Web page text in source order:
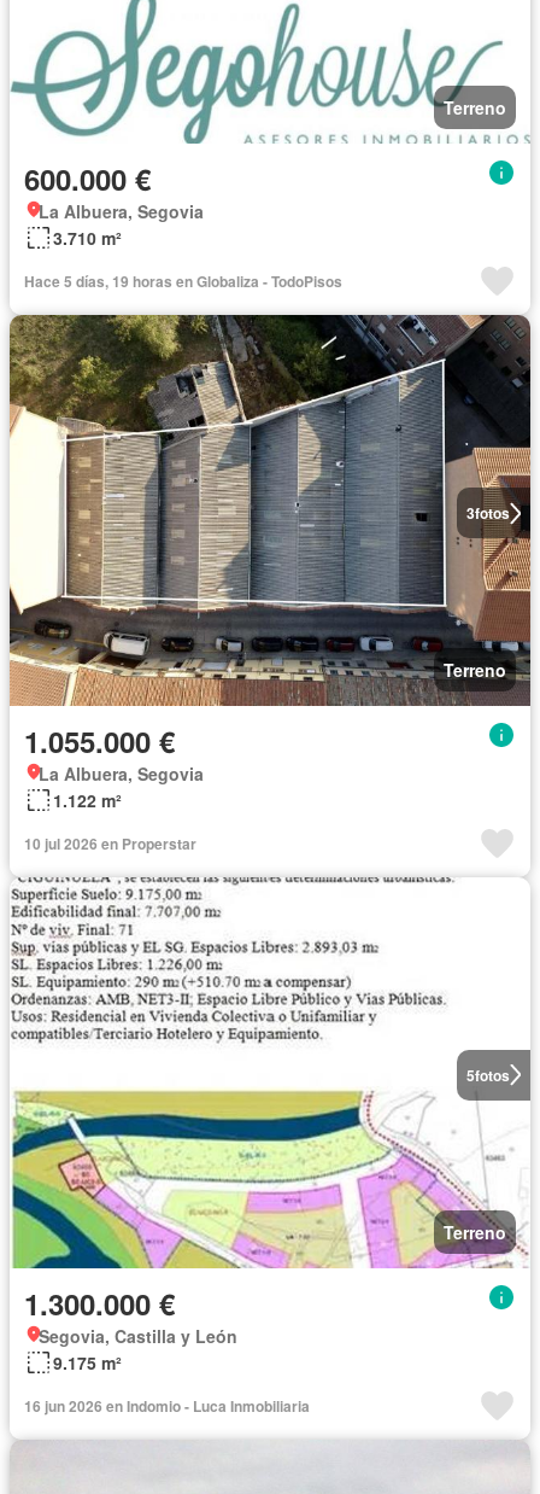
Terreno
600.000 €
La Albuera, Segovia
3.710 m²
Hace 5 días, 19 horas en Globaliza - TodoPisos
3fotos
Terreno
1.055.000 €
La Albuera, Segovia
1.122 m²
10 jul 2026 en Properstar
5fotos
Terreno
1.300.000 €
Segovia, Castilla y León
9.175 m²
16 jun 2026 en Indomio - Luca Inmobiliaria